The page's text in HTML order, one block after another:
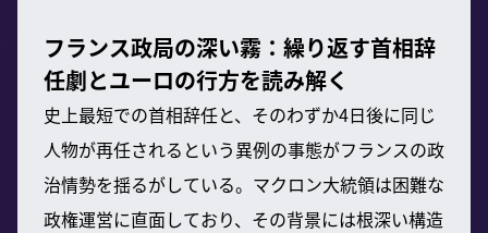
フランス政局の深い霧：繰り返す首相辞
任劇とユーロの行方を読み解く
史上最短での首相辞任と、そのわずか4日後に同じ
人物が再任されるという異例の事態がフランスの政
治情勢を揺るがしている。マクロン大統領は困難な
政権運営に直面しており、その背景には根深い構造